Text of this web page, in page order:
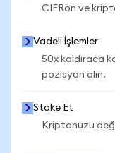
CIFRon ve
Vadeli İşlemler
50x kaldıraca
pozisyon alın.
Stake Et
Kriptonuzu